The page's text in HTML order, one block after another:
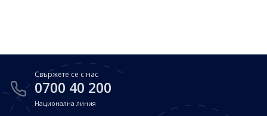
Почивки в Италия
Почивки в Доминиканска република
Почивки в Дубай
Политика за поверителност
Контакти
Вход за агенти
Свържете се с нас
0700 40 200
Национална линия